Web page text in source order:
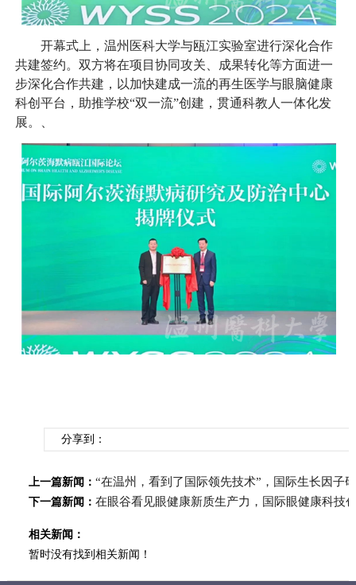
开幕式上，温州医科大学与瓯江实验室进行深化合作
共建签约。双方将在项目协同攻关、成果转化等方面进一
步深化合作共建，以加快建成一流的再生医学与眼脑健康
科创平台，助推学校“双一流”创建，贯通科教人一体化发
展。、
分享到：
上一篇新闻： “在温州，看到了国际领先技术”，国际生长因子
下一篇新闻： 在眼谷看见眼健康新质生产力，国际眼健康科技
相关新闻：
暂时没有找到相关新闻！